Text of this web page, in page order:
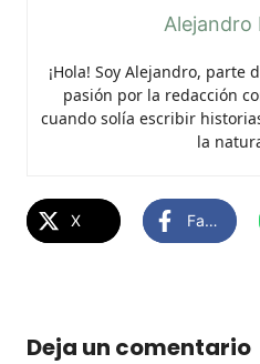
Alejandro
¡Hola! Soy Alejandro, parte
pasión por la redacción
cuando solía escribir
la
X Facebook
Deja un comentario